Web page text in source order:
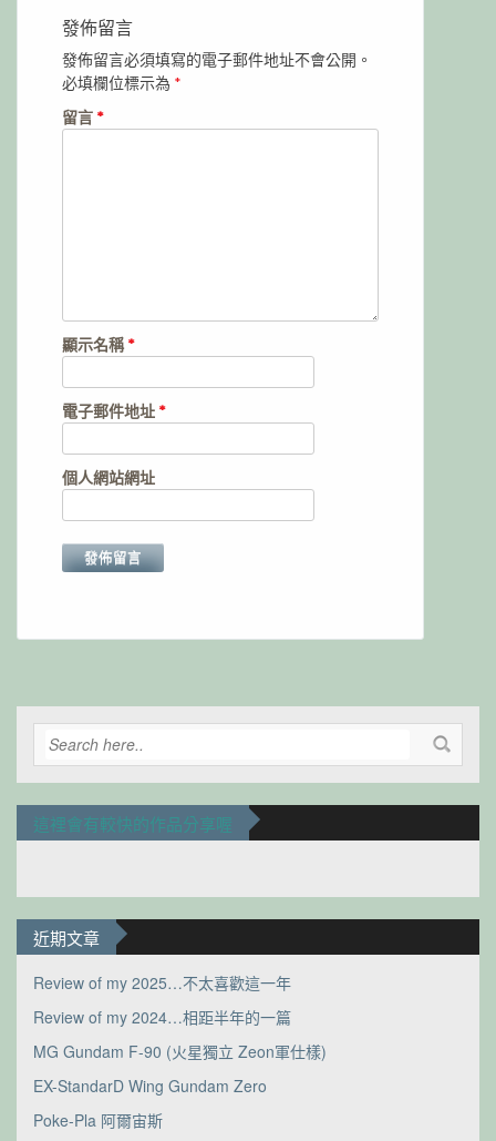
發佈留言
發佈留言必須填寫的電子郵件地址不會公開。
必填欄位標示為 *
留言 *
顯示名稱*
電子郵件地址 *
個人網站網址
這裡會有較快的作品分享喔
近期文章
Review of my 2025…不太喜歡這一年
Review of my 2024…相距半年的一篇
MG Gundam F-90 (火星獨立 Zeon軍仕樣)
EX-StandarD Wing Gundam Zero
Poke-Pla 阿爾宙斯